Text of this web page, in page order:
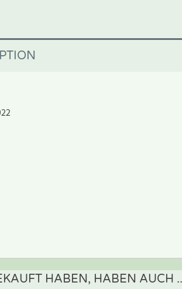
der Bewertung schreiben
HABEN, HABEN AUCH